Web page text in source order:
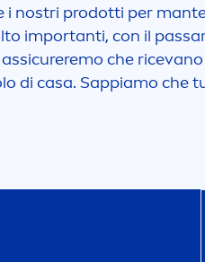
nostri prodotti per
importanti, con il
che
di casa. Sappiamo che